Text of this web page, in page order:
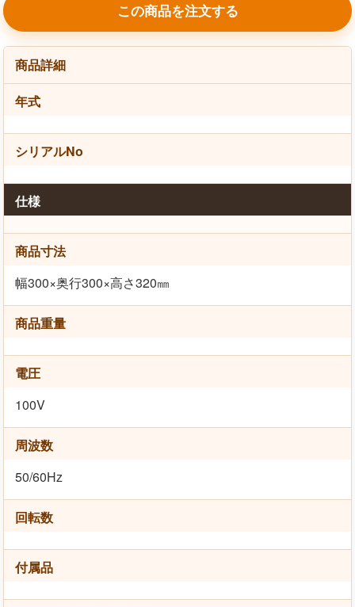
この商品を注文する
商品詳細
年式
シリアルNo
仕様
商品寸法
幅300×奥行300×高さ320㎜
商品重量
電圧
100V
周波数
50/60Hz
回転数
付属品